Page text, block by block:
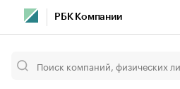
РБК Компании